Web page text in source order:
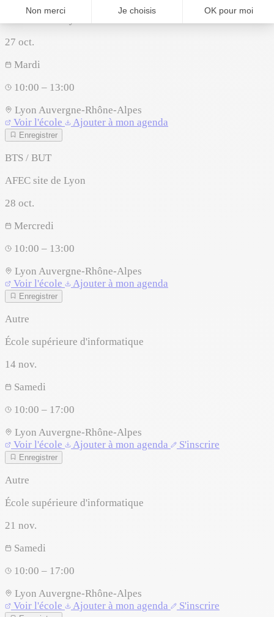
27 oct.
Mardi
10:00 – 13:00
Lyon Auvergne-Rhône-Alpes
Voir l'école
Ajouter à mon agenda
Enregistrer
BTS / BUT
AFEC site de Lyon
28 oct.
Mercredi
10:00 – 13:00
Lyon Auvergne-Rhône-Alpes
Voir l'école
Ajouter à mon agenda
Enregistrer
Autre
École supérieure d'informatique
14 nov.
Samedi
10:00 – 17:00
Lyon Auvergne-Rhône-Alpes
Voir l'école
Ajouter à mon agenda S'inscrire
Enregistrer
Autre
École supérieure d'informatique
21 nov.
Samedi
10:00 – 17:00
Lyon Auvergne-Rhône-Alpes
Voir l'école
Ajouter à mon agenda S'inscrire